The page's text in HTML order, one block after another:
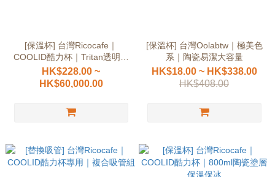
[保溫杯] 台灣Ricocafe｜
COOLID酷力杯｜Tritan透明保
溫保冰
HK$228.00 ~
HK$60,000.00
[保溫杯] 台灣Oolabtw｜極美色
系｜陶瓷易潔大容量
HK$18.00 ~ HK$338.00
HK$408.00